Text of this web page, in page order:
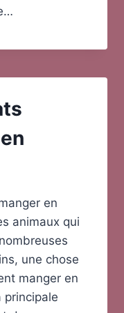
en
animaux qui
une chose
manger en
principale